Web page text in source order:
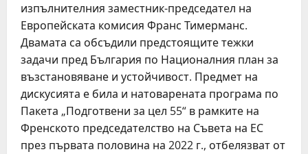
изпълнителния заместник-председател на
Европейската комисия Франс Тимерманс.
Двамата са обсъдили предстоящите тежки
задачи пред България по Националния план за
възстановяване и устойчивост. Предмет на
дискусията е била и натоварената програма по
Пакета „Подготвени за цел 55“ в рамките на
Френското председателство на Съвета на ЕС
през първата половина на 2022 г., отбелязват от